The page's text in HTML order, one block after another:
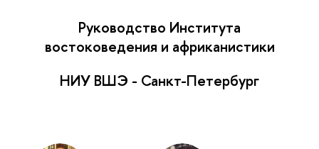
Руководство Института
востоковедения и африканистики
НИУ ВШЭ - Санкт-Петербург